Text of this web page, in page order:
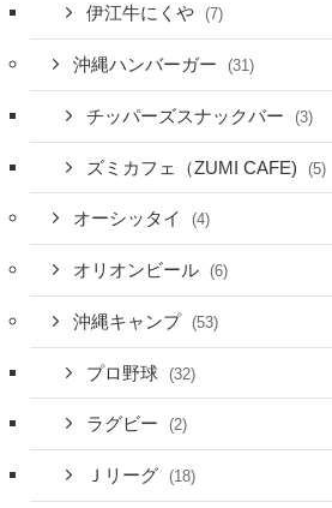
伊江牛にくや (7)
沖縄ハンバーガー (31)
チッパーズスナックバー (3)
ズミカフェ（ZUMI CAFE) (5)
オーシッタイ (4)
オリオンビール (6)
沖縄キャンプ (53)
プロ野球 (32)
ラグビー (2)
Ｊリーグ (18)